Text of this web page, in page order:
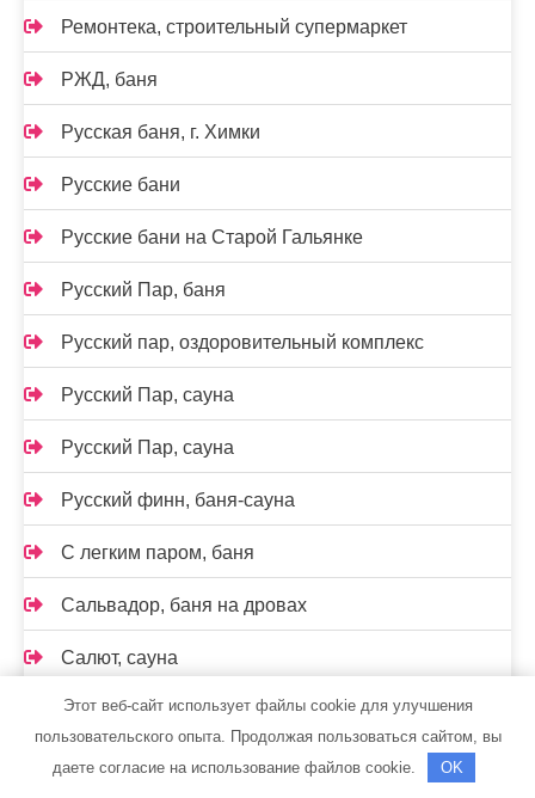
Ремонтека, строительный супермаркет
РЖД, баня
Русская баня, г. Химки
Русские бани
Русские бани на Старой Гальянке
Русский Пар, баня
Русский пар, оздоровительный комплекс
Русский Пар, сауна
Русский Пар, сауна
Русский финн, баня-сауна
С легким паром, баня
Сальвадор, баня на дровах
Салют, сауна
Сауна
Сауна на Раевском тракте
Этот веб-сайт использует файлы cookie для улучшения
пользовательского опыта. Продолжая пользоваться сайтом, вы
даете согласие на использование файлов cookie.
OK